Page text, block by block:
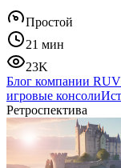
Простой
21 мин
23K
Блог компании
игровые консоли
Ретроспектива